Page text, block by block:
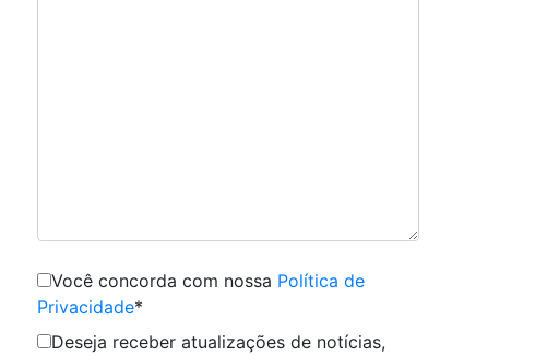
Você concorda com nossa Política de
Privacidade*
Deseja receber atualizações de notícias,